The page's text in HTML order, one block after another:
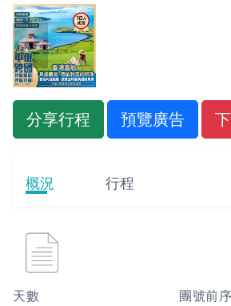
←
分享行程 預覽廣告
概況 行程
天數
團號前序